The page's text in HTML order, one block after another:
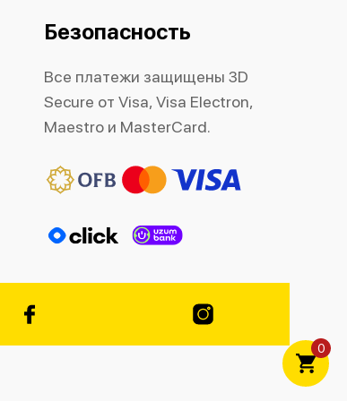
0
Безопасность
Все платежи защищены 3D
Secure от Visa, Visa Electron,
Maestro и MasterCard.